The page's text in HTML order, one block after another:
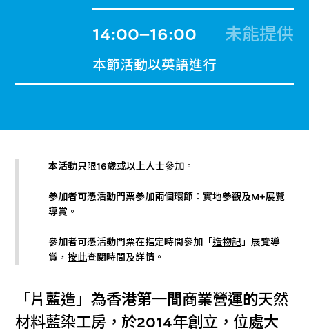
14:00–16:00 未能提供
本節活動以英語進行
本活動只限16歲或以上人士參加。
參加者可憑活動門票參加兩個環節：實地參觀及M+展覽
導賞。
參加者可憑活動門票在指定時間參加「造物記」展覽導
賞， 按此查閱時間及詳情。
「片藍造」為香港第一間商業營運的天然
材料藍染工房，於2014年創立，位處大